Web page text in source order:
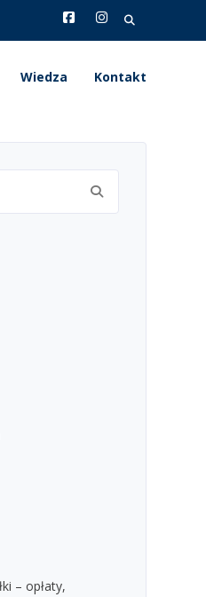
Search
Wiedza Kontakt
– opłaty,